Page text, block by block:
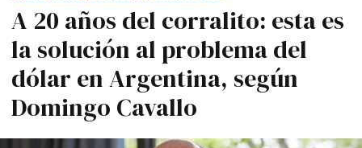
A 20 años del corralito: esta es
la solución al problema del
dólar en Argentina, según
Domingo Cavallo